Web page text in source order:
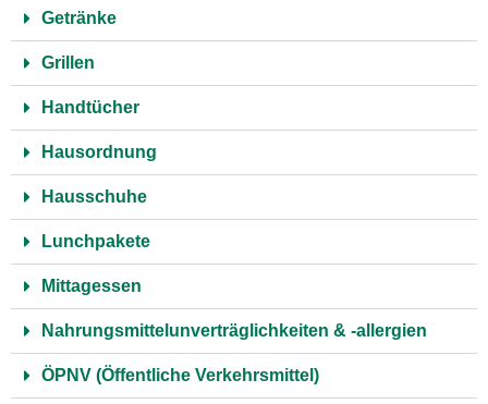
Getränke
Grillen
Handtücher
Hausordnung
Hausschuhe
Lunchpakete
Mittagessen
Nahrungsmittelunverträglichkeiten & -allergien
ÖPNV (Öffentliche Verkehrsmittel)